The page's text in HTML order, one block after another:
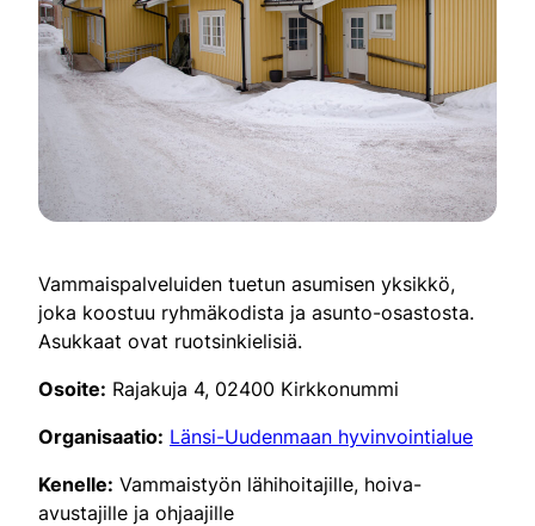
Vammaispalveluiden tuetun asumisen yksikkö,
joka koostuu ryhmäkodista ja asunto-osastosta.
Asukkaat ovat ruotsinkielisiä.
Osoite: Rajakuja 4, 02400 Kirkkonummi
Organisaatio: Länsi-Uudenmaan hyvinvointialue
Kenelle: Vammaistyön lähihoitajille, hoiva-
avustajille ja ohjaajille